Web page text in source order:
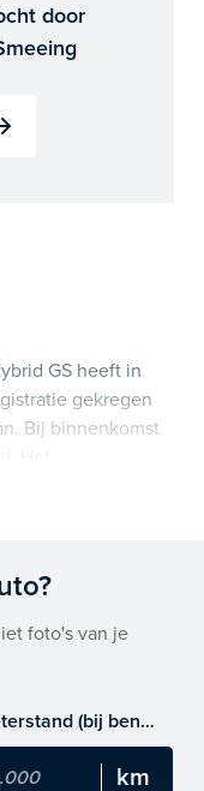
door
GS heeft in
gekregen
Bij binnenkomst
en
auto, cruise
of bestel hem
foto's van je
Kilometerstand (bij benadering)